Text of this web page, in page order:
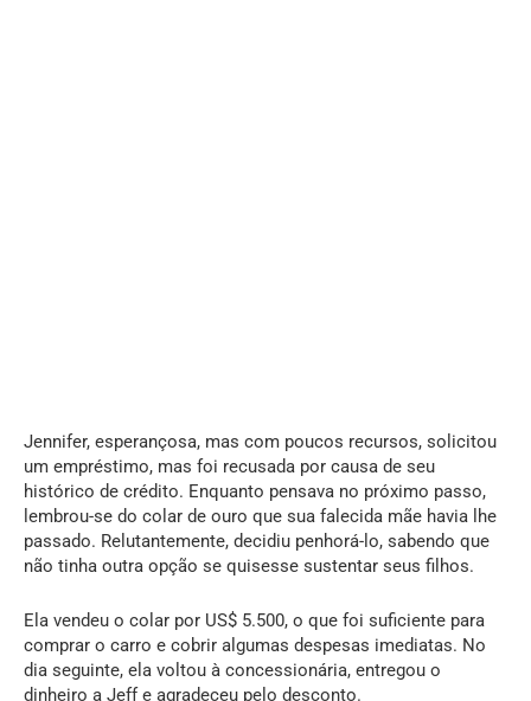
Jennifer, esperançosa, mas com poucos recursos, solicitou
um empréstimo, mas foi recusada por causa de seu
histórico de crédito. Enquanto pensava no próximo passo,
lembrou-se do colar de ouro que sua falecida mãe havia lhe
passado. Relutantemente, decidiu penhorá-lo, sabendo que
não tinha outra opção se quisesse sustentar seus filhos.
Ela vendeu o colar por US$ 5.500, o que foi suficiente para
comprar o carro e cobrir algumas despesas imediatas. No
dia seguinte, ela voltou à concessionária, entregou o
dinheiro a Jeff e agradeceu pelo desconto.